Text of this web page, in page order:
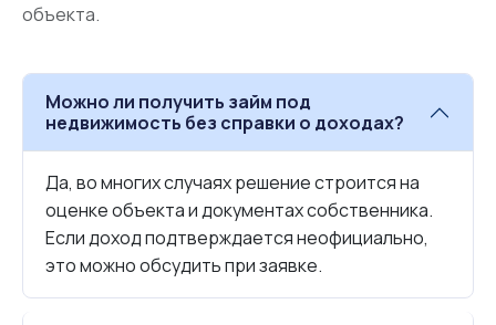
объекта.
Можно ли получить займ под
недвижимость без справки о доходах?
Да, во многих случаях решение строится на
оценке объекта и документах собственника.
Если доход подтверждается неофициально,
это можно обсудить при заявке.